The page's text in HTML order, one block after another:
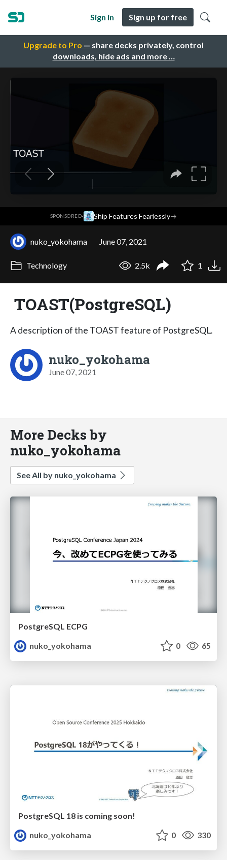
Upgrade to Pro — share decks privately, control
downloads, hide ads and more …
Sign in Sign up for free
SPONSORED· Ship Features Fearlessly→
nuko_yokohama June 07, 2021
Technology 2.5k 1
TOAST(PostgreSQL)
A description of the TOAST feature of PostgreSQL.
nuko_yokohama
June 07, 2021
More Decks by
nuko_yokohama
See All by nuko_yokohama
PostgreSQL ECPG
nuko_yokohama
0 65
PostgreSQL 18 is coming soon!
nuko_yokohama
0 330